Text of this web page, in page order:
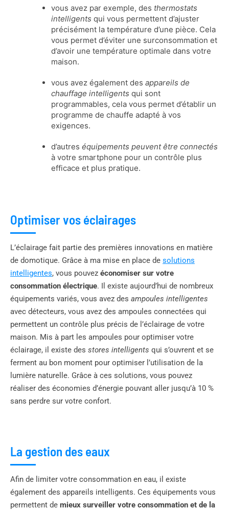
vous avez par exemple, des thermostats
intelligents qui vous permettent d’ajuster
précisément la température d’une pièce. Cela
vous permet d’éviter une surconsommation et
d’avoir une température optimale dans votre
maison.
vous avez également des appareils de
chauffage intelligents qui sont
programmables, cela vous permet d’établir un
programme de chauffe adapté à vos
exigences.
d’autres équipements peuvent être connectés
à votre smartphone pour un contrôle plus
efficace et plus pratique.
Optimiser vos éclairages
L’éclairage fait partie des premières innovations en matière
de domotique. Grâce à ma mise en place de solutions
intelligentes, vous pouvez économiser sur votre
consommation électrique. Il existe aujourd’hui de nombreux
équipements variés, vous avez des ampoules intelligentes
avec détecteurs, vous avez des ampoules connectées qui
permettent un contrôle plus précis de l’éclairage de votre
maison. Mis à part les ampoules pour optimiser votre
éclairage, il existe des stores intelligents qui s’ouvrent et se
ferment au bon moment pour optimiser l’utilisation de la
lumière naturelle. Grâce à ces solutions, vous pouvez
réaliser des économies d’énergie pouvant aller jusqu’à 10 %
sans perdre sur votre confort.
La gestion des eaux
Afin de limiter votre consommation en eau, il existe
également des appareils intelligents. Ces équipements vous
permettent de mieux surveiller votre consommation et de la